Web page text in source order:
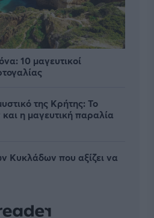
10 μαγευτικοί
της Κρήτης: Το
η μαγευτική παραλία
Κυκλάδων που αξίζει να